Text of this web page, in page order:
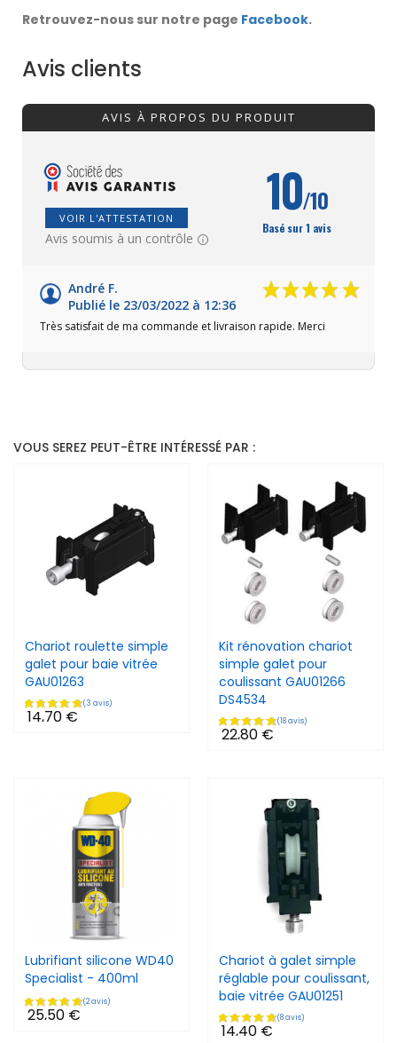
Retrouvez-nous sur notre page Facebook.
Avis clients
AVIS À PROPOS DU PRODUIT
VOIR L'ATTESTATION
Avis soumis à un contrôle
10/10
Basé sur 1 avis
André F.
Publié le 23/03/2022 à 12:36
Très satisfait de ma commande et livraison rapide. Merci
VOUS SEREZ PEUT-ÊTRE INTÉRESSÉ PAR :
Chariot roulette simple
galet pour baie vitrée
GAU01263
14,70 €
Kit rénovation chariot
simple galet pour
coulissant GAU01266
DS4534
22,80 €
Lubrifiant silicone WD40
Specialist - 400ml
25,50 €
Chariot à galet simple
réglable pour coulissant,
baie vitrée GAU01251
14,40 €